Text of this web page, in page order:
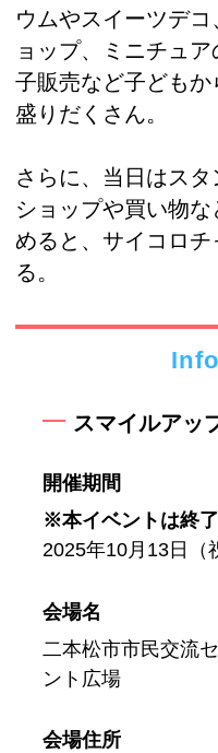
ウムやスイーツデ
ョップ、ミニチュ
子販売など子ども
盛りだくさん。
さらに、当日はス
ショップや買い物
めると、サイコロ
る。
スマイルアッ
開催期間
※本イベントは終了
2025年10月13日（
会場名
二本松市市民交流
ント広場
会場住所